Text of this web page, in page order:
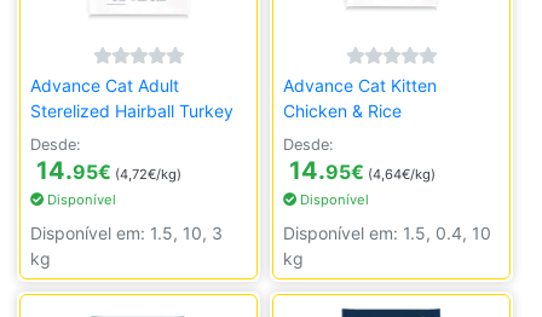
Advance Cat Adult
Sterelized Hairball Turkey
Desde:
14.95€ (4,72€/kg)
Disponível
Disponível em: 1.5, 10, 3
kg
Advance Cat Kitten
Chicken & Rice
Desde:
14.95€ (4,64€/kg)
Disponível
Disponível em: 1.5, 0.4, 10
kg